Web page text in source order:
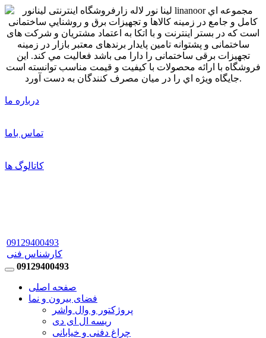
درباره ما
تماس باما
کاتالوگ ها
09129400493
کارشناس فنی
09129400493
صفحه اصلی
فضای بیرون و نما
پروژکتور و وال واشر
ریسه ال ای دی
چراغ دفنی و خیابانی